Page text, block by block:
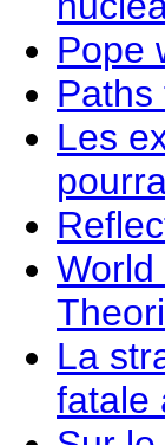
Pope
Paths
Les
World
La
fatale